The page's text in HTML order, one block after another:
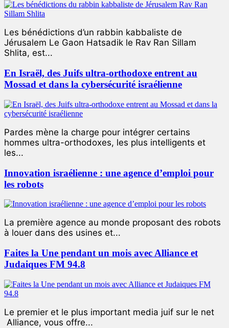
Les bénédictions d’un rabbin kabbaliste de
Jérusalem Le Gaon Hatsadik le Rav Ran Sillam
Shlita, est...
En Israël, des Juifs ultra-orthodoxe entrent au
Mossad et dans la cybersécurité israélienne
Pardes mène la charge pour intégrer certains
hommes ultra-orthodoxes, les plus intelligents et
les...
Innovation israélienne : une agence d’emploi pour
les robots
La première agence au monde proposant des robots
à louer dans des usines et...
Faites la Une pendant un mois avec Alliance et
Judaiques FM 94.8
Le premier et le plus important media juif sur le net
Alliance, vous offre...